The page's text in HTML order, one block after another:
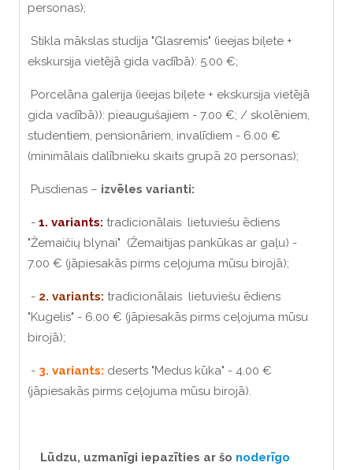
personas);
Stikla mākslas studija "Glasremis" (ieejas biļete +
ekskursija vietējā gida vadībā): 5.00 €;
Porcelāna galerija (ieejas biļete + ekskursija vietējā
gida vadībā)): pieaugušajiem - 7.00 €; / skolēniem,
studentiem, pensionāriem, invalīdiem - 6.00 €
(minimālais dalībnieku skaits grupā 20 personas);
Pusdienas – izvēles varianti:
- 1. variants: tradicionālais lietuviešu ēdiens
"Žemaičių blynai" (Žemaitijas pankūkas ar gaļu) -
7.00 € (jāpiesakās pirms ceļojuma mūsu birojā);
- 2. variants: tradicionālais lietuviešu ēdiens
"Kugelis" - 6.00 € (jāpiesakās pirms ceļojuma mūsu
birojā);
- 3. variants: deserts "Medus kūka" - 4.00 €
(jāpiesakās pirms ceļojuma mūsu birojā).
Lūdzu, uzmanīgi iepazīties ar šo noderīgo